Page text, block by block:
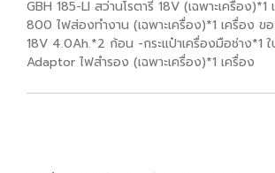
GBH 185-LI สว่านโรตารี่ 18V (เฉพาะเครื่อง)*1
800 ไฟส่องทำงาน (เฉพาะเครื่อง)*1 เครื่อง
18V 4.0Ah.*2 ก้อน -กระแป๋าเครื่องมือช่าง*1
Adaptor ไฟสำรอง (เฉพาะเครื่อง)*1 เครื่อง